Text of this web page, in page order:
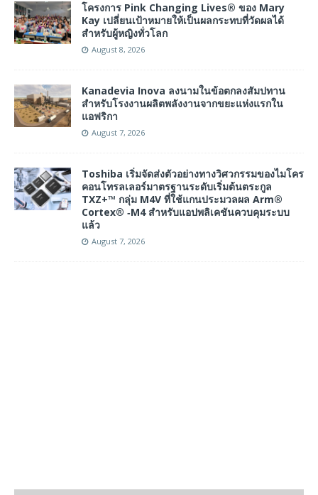
โครงการ Pink Changing Lives® ของ Mary
Kay เปลี่ยนเป้าหมายให้เป็นผลกระทบที่วัดผลได้
สำหรับผู้หญิงทั่วโลก
August 8, 2026
Kanadevia Inova ลงนามในข้อตกลงสัมปทาน
สำหรับโรงงานผลิตพลังงานจากขยะแห่งแรกใน
แอฟริกา
August 7, 2026
Toshiba เริ่มจัดส่งตัวอย่างทางวิศวกรรมของไมโคร
คอนโทรลเลอร์มาตรฐานระดับเริ่มต้นตระกูล
TXZ+™ กลุ่ม M4V ที่ใช้แกนประมวลผล Arm®
Cortex® ‑M4 สำหรับแอปพลิเคชันควบคุมระบบ
แล้ว
August 7, 2026